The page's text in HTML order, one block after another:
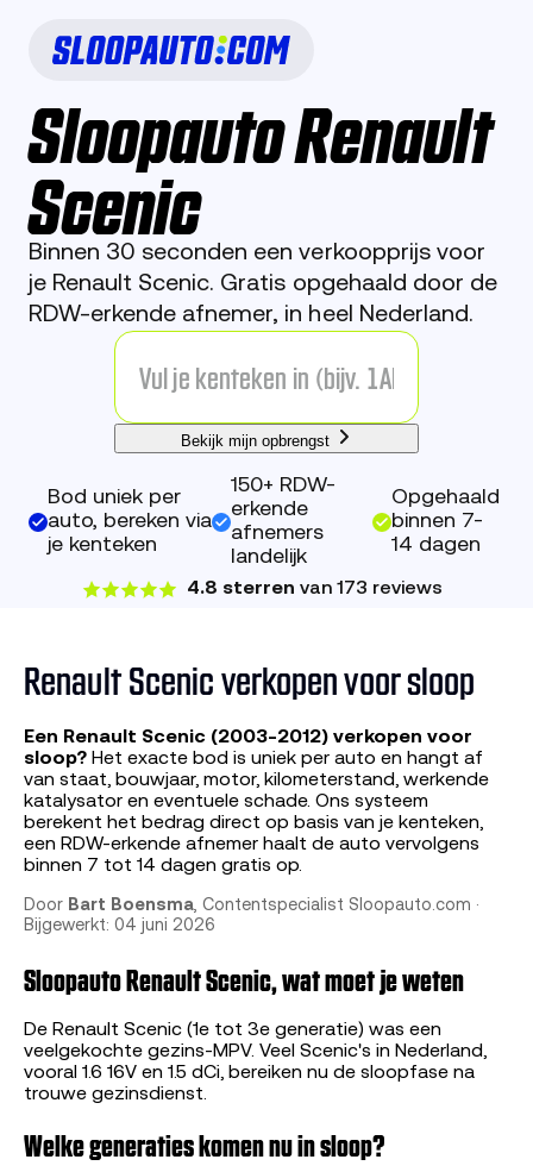
Sloopauto Renault
Scenic
Binnen 30 seconden een verkoopprijs voor
je Renault Scenic. Gratis opgehaald door de
RDW-erkende afnemer, in heel Nederland.
Bekijk mijn opbrengst
Bod uniek per
auto, bereken via
je kenteken
150+ RDW-
erkende
afnemers
landelijk
Opgehaald
binnen 7-
14 dagen
4.8 sterren van 173 reviews
Renault Scenic verkopen voor sloop
Een Renault Scenic (2003-2012) verkopen voor
sloop? Het exacte bod is uniek per auto en hangt af
van staat, bouwjaar, motor, kilometerstand, werkende
katalysator en eventuele schade. Ons systeem
berekent het bedrag direct op basis van je kenteken,
een RDW-erkende afnemer haalt de auto vervolgens
binnen 7 tot 14 dagen gratis op.
Door Bart Boensma, Contentspecialist Sloopauto.com ·
Bijgewerkt: 04 juni 2026
Sloopauto Renault Scenic, wat moet je weten
De Renault Scenic (1e tot 3e generatie) was een
veelgekochte gezins-MPV. Veel Scenic's in Nederland,
vooral 1.6 16V en 1.5 dCi, bereiken nu de sloopfase na
trouwe gezinsdienst.
Welke generaties komen nu in sloop?